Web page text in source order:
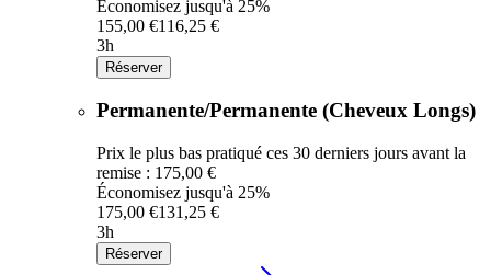
Économisez jusqu'à 25%
155,00 €116,25 €
3h
Réserver
Permanente/Permanente (Cheveux Longs)
Prix le plus bas pratiqué ces 30 derniers jours avant la
remise : 175,00 €
Économisez jusqu'à 25%
175,00 €131,25 €
3h
Réserver